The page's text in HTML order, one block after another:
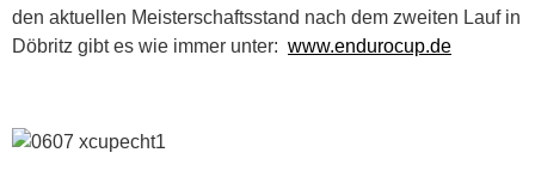
den aktuellen Meisterschaftsstand nach dem zweiten Lauf in
Döbritz gibt es wie immer unter: www.endurocup.de